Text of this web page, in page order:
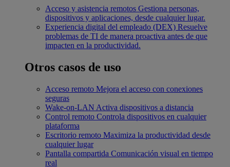
Acceso y asistencia remotos Gestiona personas,
dispositivos y aplicaciones, desde cualquier lugar.
Experiencia digital del empleado (DEX) Resuelve
problemas de TI de manera proactiva antes de que
impacten en la productividad.
Otros casos de uso
Acceso remoto Mejora el acceso con conexiones
seguras
Wake-on-LAN Activa dispositivos a distancia
Control remoto Controla dispositivos en cualquier
plataforma
Escritorio remoto Maximiza la productividad desde
cualquier lugar
Pantalla compartida Comunicación visual en tiempo
real